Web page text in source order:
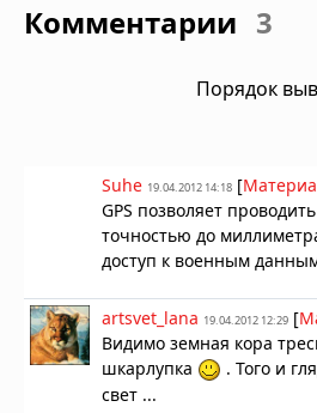
Комментарии 3
Порядок
Suhe 19.04.2012 14:18 [
GPS позволяет
точностью до
доступ к военным данным
artsvet_lana 19.04.2012 12:29 [
Видимо земная кора
шкарлупка
. Того и
свет ...